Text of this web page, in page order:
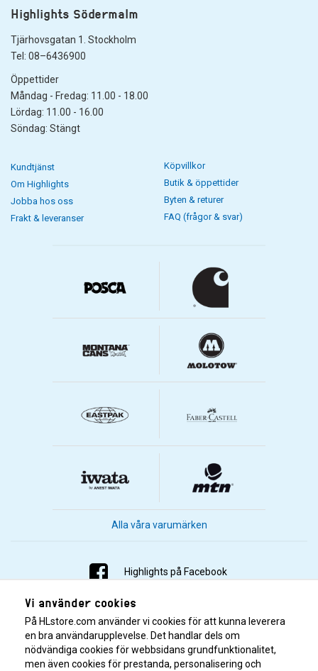
Highlights Södermalm
Tjärhovsgatan 1. Stockholm
Tel: 08–6436900
Öppettider
Måndag - Fredag: 11.00 - 18.00
Lördag: 11.00 - 16.00
Söndag: Stängt
Kundtjänst
Om Highlights
Jobba hos oss
Frakt & leveranser
Köpvillkor
Butik & öppettider
Byten & returer
FAQ (frågor & svar)
Alla våra varumärken
Highlights på Facebook
Highlights på Instagram
Highlights på Youtube
Highlights på Tiktok
Vi använder cookies
På HLstore.com använder vi cookies för att kunna leverera
en bra användarupplevelse. Det handlar dels om
nödvändiga cookies för webbsidans grundfunktionalitet,
men även cookies för prestanda, personalisering och